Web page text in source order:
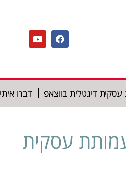
עסקית דיגטלית בווצאפ דברו איתי
עסקית